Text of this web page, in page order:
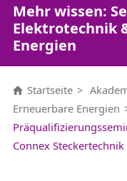
Mehr wissen:
Elektrotechnik
Energien
Startseite
Erneuerbare Energien
Connex Steckertechnik